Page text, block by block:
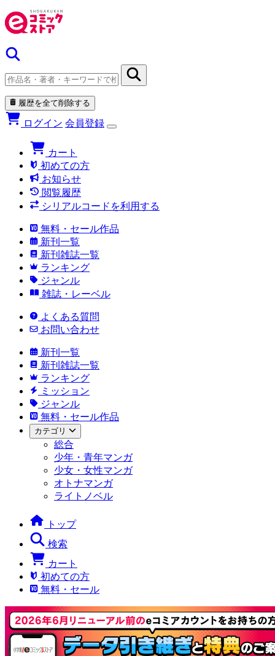
履歴を全て削除する
ログイン 会員登録
カート
初めての方
お知らせ
閲覧履歴
シリアルコードを利用する
無料・セール作品
新刊一覧
新刊雑誌一覧
ランキング
ジャンル
雑誌・レーベル
よくある質問
お問い合わせ
新刊一覧
新刊雑誌一覧
ランキング
ミッション
ジャンル
無料・セール作品
カテゴリ
総合
少年・青年マンガ
少女・女性マンガ
オトナマンガ
ライトノベル
トップ
検索
カート
初めての方
無料・セール